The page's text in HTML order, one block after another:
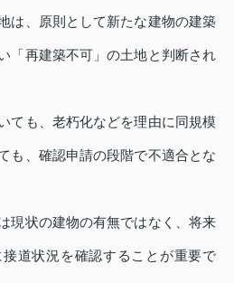
は、原則として新たな建物の建築
「再建築不可」の土地と判断され
ても、老朽化などを理由に同規模
も、確認申請の段階で不適合とな
現状の建物の有無ではなく、将来
道状況を確認することが重要で